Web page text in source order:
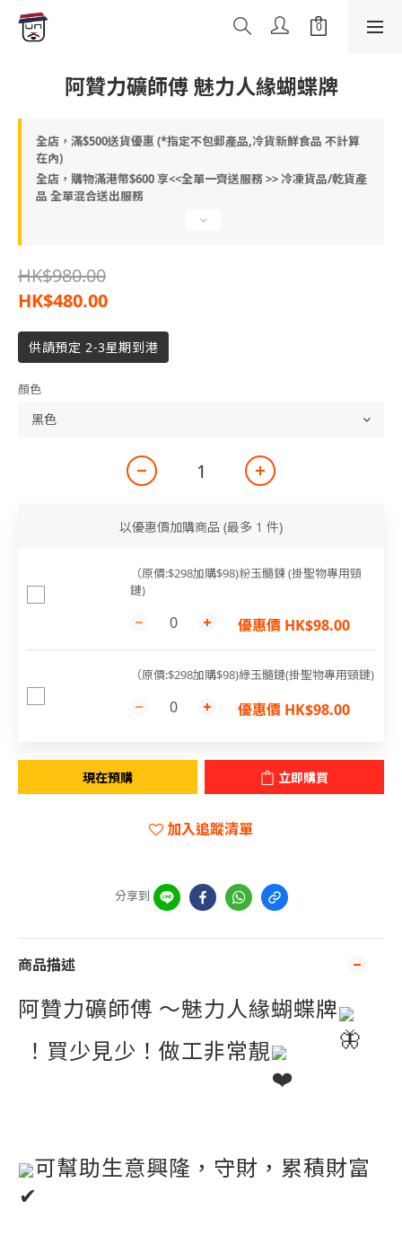
阿贊力礦師傅 魅力人緣蝴蝶牌
全店，滿$500送貨優惠 (*指定不包郵產品,冷貨新鮮食品 不計算
在內)
全店，購物滿港幣$600 享<<全單一齊送服務 >> 冷凍貨品/乾貨產
品 全單混合送出服務
HK$980.00
HK$480.00
供請預定 2-3星期到港
顏色
以優惠價加購商品 (最多 1 件)
（原價:$298加購$98)粉玉髓鍊 (掛聖物專用頸
鏈)
優惠價 HK$98.00
（原價:$298加購$98)綠玉髓鏈(掛聖物專用頸鏈)
優惠價 HK$98.00
現在預購 立即購買
加入追蹤清單
分享到
商品描述
阿贊力礦師傅 ～魅力人緣蝴蝶牌
！買少見少！做工非常靚
可幫助生意興隆，守財，累積財富